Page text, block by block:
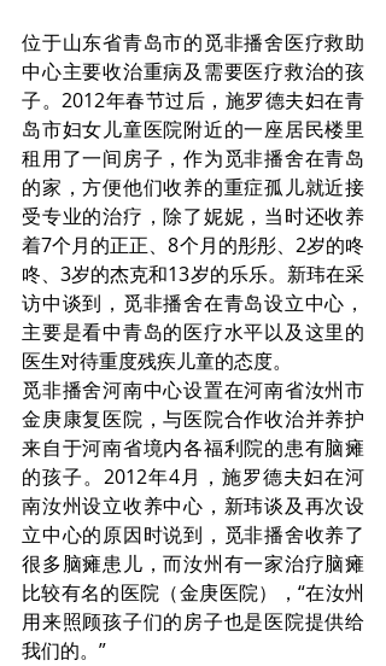
位于山东省青岛市的觅非播舍医疗救助
中心主要收治重病及需要医疗救治的孩
子。2012年春节过后，施罗德夫妇在青
岛市妇女儿童医院附近的一座居民楼里
租用了一间房子，作为觅非播舍在青岛
的家，方便他们收养的重症孤儿就近接
受专业的治疗，除了妮妮，当时还收养
着7个月的正正、8个月的彤彤、2岁的咚
咚、3岁的杰克和13岁的乐乐。新玮在采
访中谈到，觅非播舍在青岛设立中心，
主要是看中青岛的医疗水平以及这里的
医生对待重度残疾儿童的态度。
觅非播舍河南中心设置在河南省汝州市
金庚康复医院，与医院合作收治并养护
来自于河南省境内各福利院的患有脑瘫
的孩子。2012年4月，施罗德夫妇在河
南汝州设立收养中心，新玮谈及再次设
立中心的原因时说到，觅非播舍收养了
很多脑瘫患儿，而汝州有一家治疗脑瘫
比较有名的医院（金庚医院），“在汝州
用来照顾孩子们的房子也是医院提供给
我们的。”